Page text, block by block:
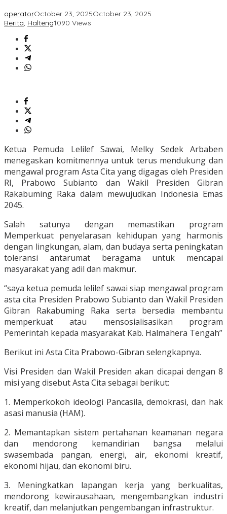
operatorOctober 23, 2025October 23, 2025
Berita, Halteng1090 Views
Ketua Pemuda Lelilef Sawai, Melky Sedek Arbaben
menegaskan komitmennya untuk terus mendukung dan
mengawal program Asta Cita yang digagas oleh Presiden
RI, Prabowo Subianto dan Wakil Presiden Gibran
Rakabuming Raka dalam mewujudkan Indonesia Emas
2045.
Salah satunya dengan memastikan program
Memperkuat penyelarasan kehidupan yang harmonis
dengan lingkungan, alam, dan budaya serta peningkatan
toleransi antarumat beragama untuk mencapai
masyarakat yang adil dan makmur.
“saya ketua pemuda lelilef sawai siap mengawal program
asta cita Presiden Prabowo Subianto dan Wakil Presiden
Gibran Rakabuming Raka serta bersedia membantu
memperkuat atau mensosialisasikan program
Pemerintah kepada masyarakat Kab. Halmahera Tengah”
Berikut ini Asta Cita Prabowo-Gibran selengkapnya.
Visi Presiden dan Wakil Presiden akan dicapai dengan 8
misi yang disebut Asta Cita sebagai berikut:
1. Memperkokoh ideologi Pancasila, demokrasi, dan hak
asasi manusia (HAM).
2. Memantapkan sistem pertahanan keamanan negara
dan mendorong kemandirian bangsa melalui
swasembada pangan, energi, air, ekonomi kreatif,
ekonomi hijau, dan ekonomi biru.
3. Meningkatkan lapangan kerja yang berkualitas,
mendorong kewirausahaan, mengembangkan industri
kreatif, dan melanjutkan pengembangan infrastruktur.